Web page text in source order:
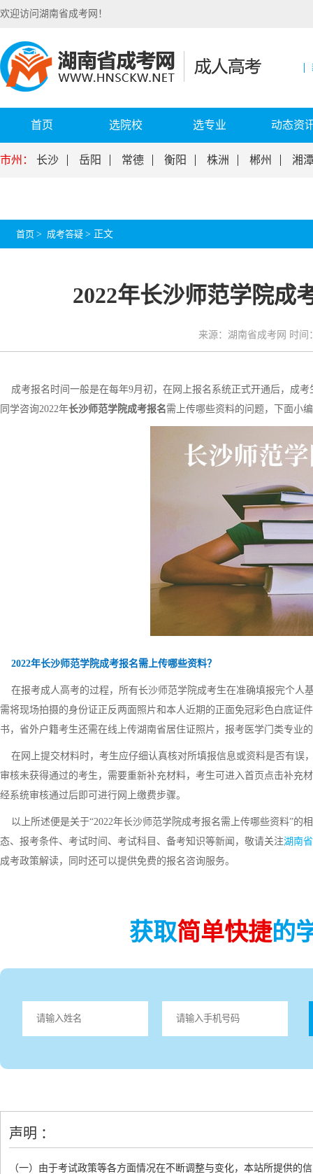
欢迎访问湖南省成考网！
首页 选院校 选专业 动态资
市州： 长沙 岳阳 常德 衡阳 株洲 郴州 湘
首页 > 成考答疑 > 正文
2022年长沙师范学院成
来源：湖南省成考网 时间
成考报名时间一般是在每年9月初，在网上报名系统正式开通后，成
同学咨询2022年长沙师范学院成考报名需上传哪些资料的问题，下面小
2022年长沙师范学院成考报名需上传哪些资料？
在报考成人高考的过程，所有长沙师范学院成考生在准确填报完个人
需将现场拍摄的身份证正反两面照片和本人近期的正面免冠彩色白底证
书，省外户籍考生还需在线上传湖南省居住证照片，报考医学门类专业
在网上提交材料时，考生应仔细认真核对所填报信息或资料是否有误
审核未获得通过的考生，需要重新补充材料，考生可进入首页点击补充
经系统审核通过后即可进行网上缴费步骤。
以上所述便是关于“2022年长沙师范学院成考报名需上传哪些资料”的
态、报考条件、考试时间、考试科目、备考知识等新闻，敬请关注湖南
成考政策解读，同时还可以提供免费的报名咨询服务。
获取简单快捷的
声明 ：
（一）由于考试政策等各方面情况在不断调整与变化，本站所提供的